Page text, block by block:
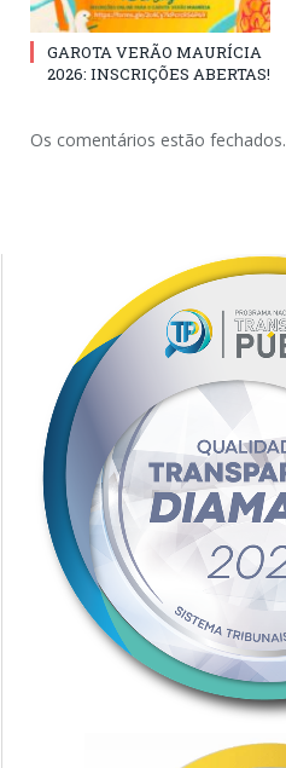
GAROTA VERÃO MAURÍCIA
2026: INSCRIÇÕES ABERTAS!
Os comentários estão fechados.